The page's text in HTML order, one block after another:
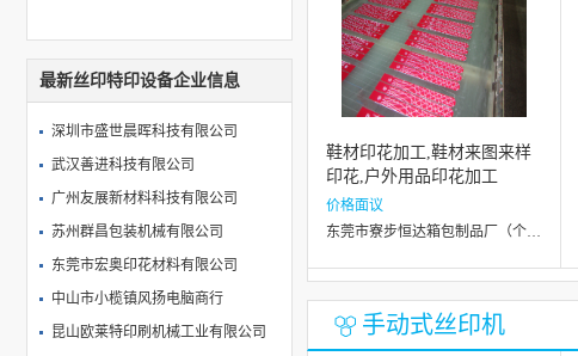
最新丝印特印设备企业信息
深圳市盛世晨晖科技有限公司
武汉善进科技有限公司
广州友展新材料科技有限公司
苏州群昌包装机械有限公司
东莞市宏奥印花材料有限公司
中山市小榄镇风扬电脑商行
昆山欧莱特印刷机械工业有限公司
鞋材印花加工,鞋材来图来样
印花,户外用品印花加工
价格面议
东莞市寮步恒达箱包制品厂（个体工商户）
手动式丝印机